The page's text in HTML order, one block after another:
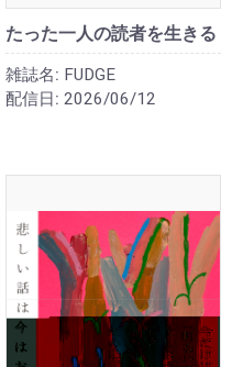
たった一人の読者を生きる
雑誌名: FUDGE
配信日: 2026/06/12